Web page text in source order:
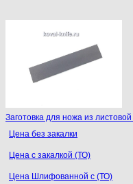
Заготовка для ножа из
Цена без закалки
Цена с закалкой (ТО)
Цена Шлифованной с (ТО)